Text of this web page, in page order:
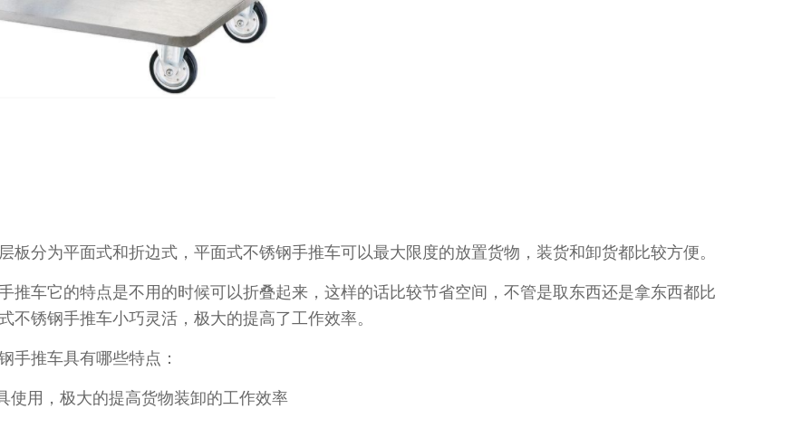
分为平面式和折边式，平面式不锈钢手推车可以最大限度的放置货物，装货和卸货都比较方便。
推车它的特点是不用的时候可以折叠起来，这样的话比较节省空间，不管是取东西还是拿东西都比
不锈钢手推车小巧灵活，极大的提高了工作效率。
推车具有哪些特点：
使用，极大的提高货物装卸的工作效率